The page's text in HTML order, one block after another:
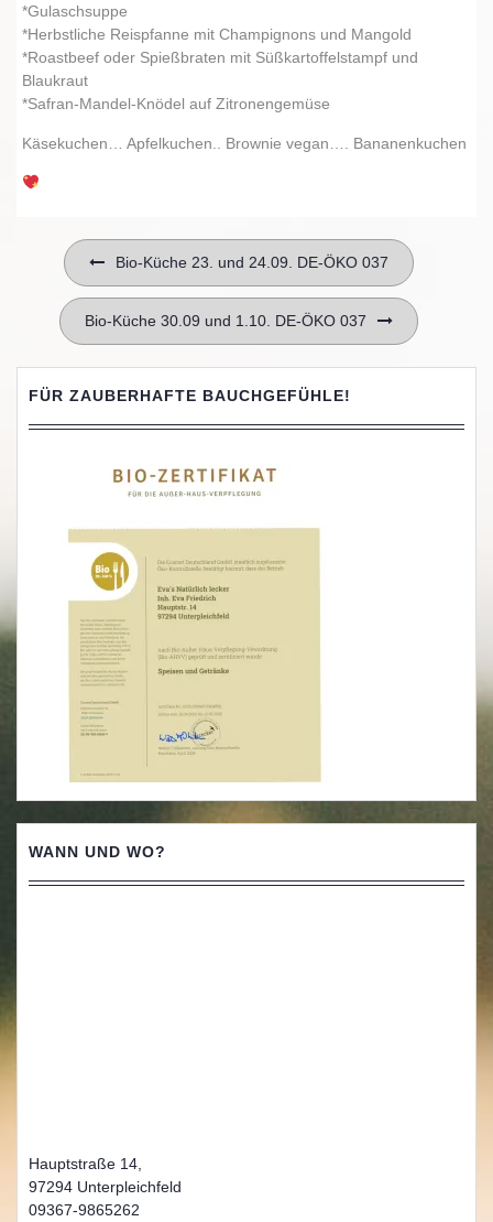
*Gulaschsuppe
*Herbstliche Reispfanne mit Champignons und Mangold
*Roastbeef oder Spießbraten mit Süßkartoffelstampf und
Blaukraut
*Safran-Mandel-Knödel auf Zitronengemüse
Käsekuchen… Apfelkuchen.. Brownie vegan…. Bananenkuchen
BeitragsnavigationBio-Küche 23. und 24.09. DE-ÖKO 037
Bio-Küche 30.09 und 1.10. DE-ÖKO 037
FÜR ZAUBERHAFTE BAUCHGEFÜHLE!
WANN UND WO?
Hauptstraße 14,
97294 Unterpleichfeld
09367-9865262